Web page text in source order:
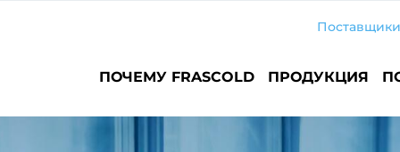
Поставщики
Main
ПОЧЕМУ FRASCOLD ПРОДУКЦИЯ